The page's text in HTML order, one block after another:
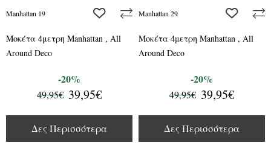
Manhattan 19 add to wishlist
Μοκέτα 4μετρη Manhattan , All
Around Deco
49,95€ 39,95€
-20%
Δες Περισσότερα
Manhattan 29 add to
Μοκέτα 4μετρη Manhattan , All
Around Deco
49,95€ 39,95€
-20%
Δες Περισσότερα